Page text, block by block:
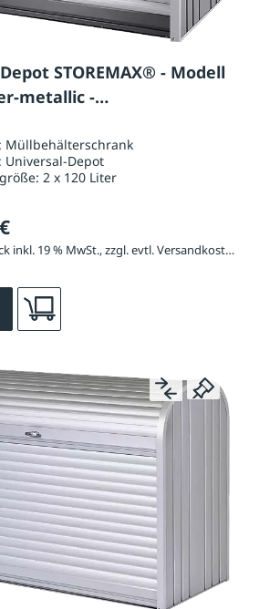
STOREMAX® - Modell
metallic -
dunkelgrau
Müllbehälterschrank
Universal-Depot
2 x 120 Liter
1.248,31 € / Stück inkl. 19 % MwSt., zzgl. evtl. Versandkosten